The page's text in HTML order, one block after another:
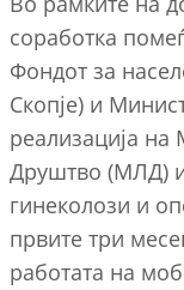
соработка
Фондот за
Скопје) и
реализација на
Друштво (МЛД) и
гинеколози и
првите три
работата на